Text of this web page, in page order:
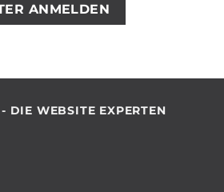
DIE WEBSITE EXPERTEN